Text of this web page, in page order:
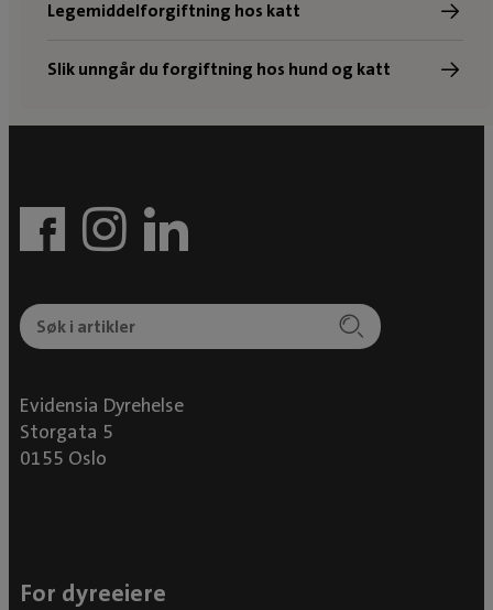
Legemiddelforgiftning hos katt
Slik unngår du forgiftning hos hund og katt
Evidensia Dyrehelse
Storgata 5
0155 Oslo
For dyreeiere